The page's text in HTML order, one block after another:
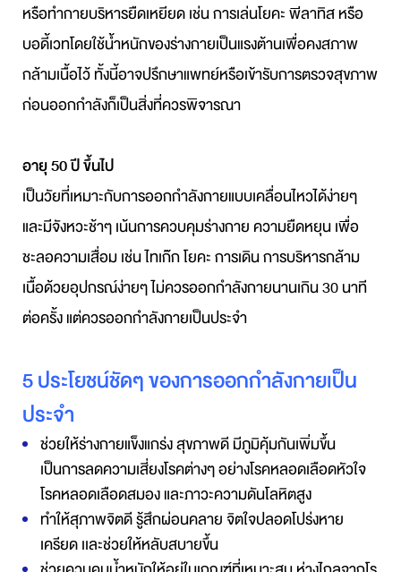
หรือทำกายบริหารยืดเหยียด เช่น การเล่นโยคะ พีลาทิส หรือ
บอดี้เวทโดยใช้น้ำหนักของร่างกายเป็นแรงต้านเพื่อคงสภาพ
กล้ามเนื้อไว้ ทั้งนี้อาจปรึกษาแพทย์หรือเข้ารับการตรวจสุขภาพ
ก่อนออกกำลังก็เป็นสิ่งที่ควรพิจารณา
อายุ 50 ปี ขึ้นไป
เป็นวัยที่เหมาะกับการออกกำลังกายแบบเคลื่อนไหวได้ง่ายๆ
และมีจังหวะช้าๆ เน้นการควบคุมร่างกาย ความยืดหยุน เพื่อ
ชะลอความเสื่อม เช่น ไทเก๊ก โยคะ การเดิน การบริหารกล้าม
เนื้อด้วยอุปกรณ์ง่ายๆ ไม่ควรออกกำลังกายนานเกิน 30 นาที
ต่อครั้ง แต่ควรออกกำลังกายเป็นประจำ
5 ประโยชน์ชัดๆ ของการออกกำลังกายเป็น
ประจำ
ช่วยให้ร่างกายแข็งแกร่ง สุขภาพดี มีภูมิคุ้มกันเพิ่มขึ้น
เป็นการลดความเสี่ยงโรคต่างๆ อย่างโรคหลอดเลือดหัวใจ
โรคหลอดเลือดสมอง และภาวะความดันโลหิตสูง
ทำให้สุภาพจิตดี รู้สึกผ่อนคลาย จิตใจปลอดโปร่งหาย
เครียด เเละช่วยให้หลับสบายขึ้น